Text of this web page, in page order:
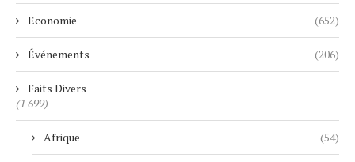
Economie (652)
Événements (206)
Faits Divers
(1 699)
Afrique (54)